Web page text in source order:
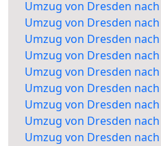
Umzug von Dresden
Umzug von Dresden
Umzug von Dresden
Umzug von Dresden
Umzug von Dresden
Umzug von Dresden
Umzug von Dresden
Umzug von Dresden
Umzug von Dresden